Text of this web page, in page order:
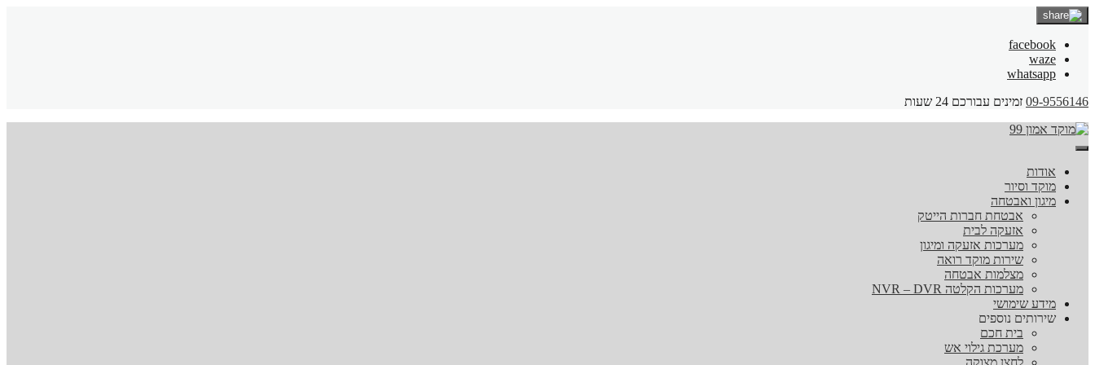
facebook
waze
whatsapp
09-9556146 זמינים עבורכם 24 שעות
אודות
מוקד וסיור
מיגון ואבטחה
אבטחת חברות הייטק
אזעקה לבית
מערכות אזעקה ומיגון
שירות מוקד רואה
מצלמות אבטחה
מערכות הקלטה NVR – DVR
מידע שימושי
שירותים נוספים
בית חכם
מערכת גילוי אש
לחצן מצוקה